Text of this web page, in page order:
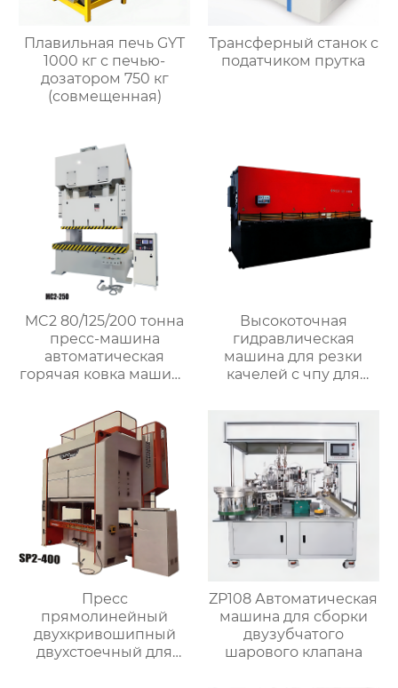
Плавильная печь GYT
1000 кг с печью-
дозатором 750 кг
(совмещенная)
Трансферный станок с
податчиком прутка
MC2 80/125/200 тонна
пресс-машина
автоматическая
горячая ковка машина
Высокоточная
гидравлическая
машина для резки
качелей с чпу для
Пресс
прямолинейный
двухкривошипный
двухстоечный для
ZP108 Автоматическая
машина для сборки
двузубчатого
шарового клапана